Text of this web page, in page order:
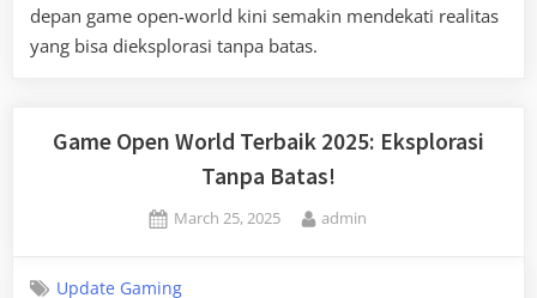
depan game open-world kini semakin mendekati realitas
yang bisa dieksplorasi tanpa batas.
Game Open World Terbaik 2025: Eksplorasi
Tanpa Batas!
Posted
March 25, 2025 By
admin
Update Gaming